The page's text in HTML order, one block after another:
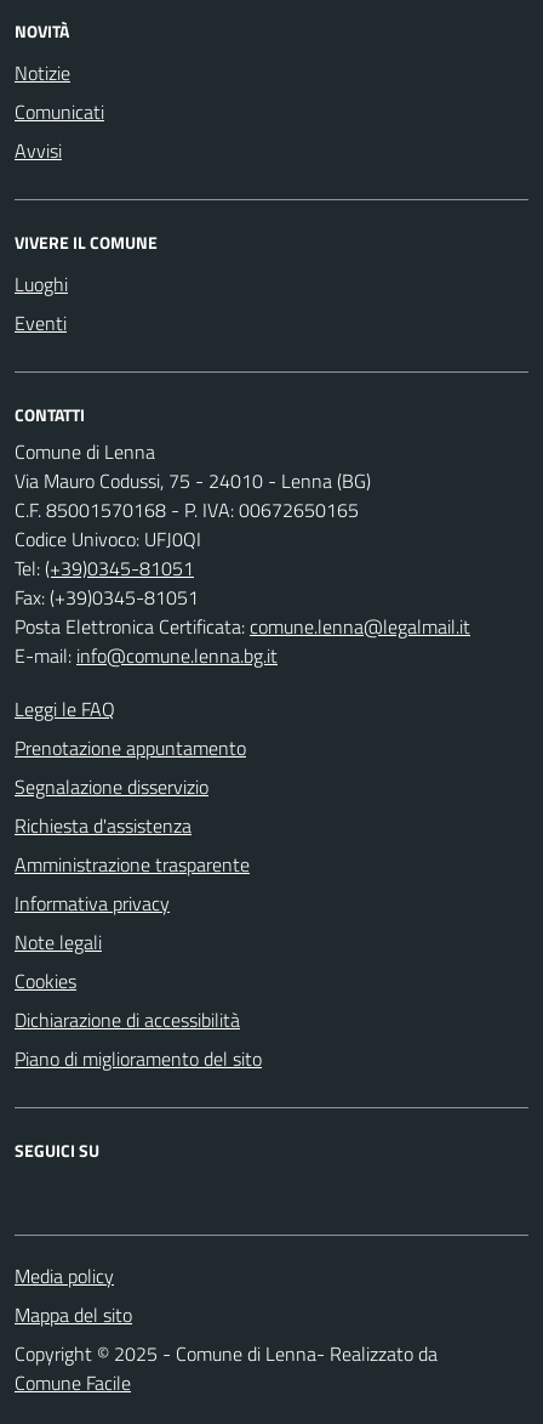
NOVITÀ
Notizie
Comunicati
Avvisi
VIVERE IL COMUNE
Luoghi
Eventi
CONTATTI
Comune di Lenna
Via Mauro Codussi, 75 - 24010 - Lenna (BG)
C.F. 85001570168 - P. IVA: 00672650165
Codice Univoco: UFJ0QI
Tel:(+39)0345-81051
Fax: (+39)0345-81051
Posta Elettronica Certificata:comune.lenna@legalmail.it
E-mail: info@comune.lenna.bg.it
Leggi le FAQ
Prenotazione appuntamento
Segnalazione disservizio
Richiesta d'assistenza
Amministrazione trasparente
Informativa privacy
Note legali
Cookies
Dichiarazione di accessibilità
Piano di miglioramento del sito
SEGUICI SU
Media policy
Mappa del sito
Copyright © 2025 - Comune di Lenna- Realizzato da
Comune Facile